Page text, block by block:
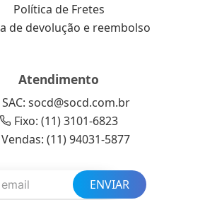
Política de Fretes
de devolução e reembolso
Atendimento
SAC: socd@socd.com.br
Fixo: (11) 3101-6823
Vendas: (11) 94031-5877
ENVIAR